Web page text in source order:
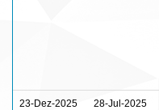
23-Dez-2025 28-Jul-2025